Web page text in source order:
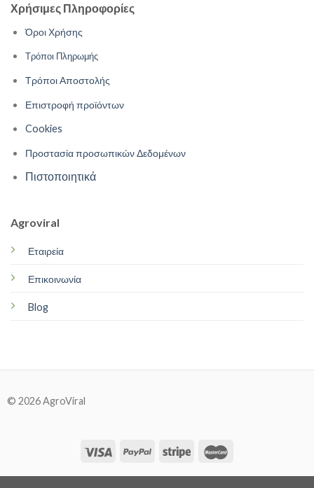
Χρήσιμες Πληροφορίες
Όροι Χρήσης
Τρόποι Πληρωμής
Τρόποι Αποστολής
Επιστροφή προϊόντων
Cookies
Προστασία προσωπικών Δεδομένων
Πιστοποιητικά
Agroviral
Εταιρεία
Επικοινωνία
Blog
© 2026 AgroViral